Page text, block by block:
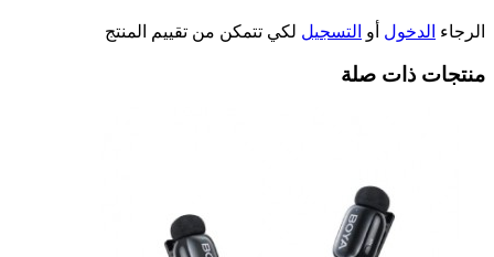
الرجاء الدخول أو التسجيل لكي تتمكن من تقييم المنتج
منتجات ذات صلة